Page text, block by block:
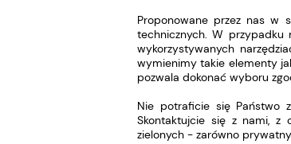
Proponowane przez nas w
technicznych. W
wykorzystywanych
wymienimy takie elementy
pozwala dokonać wyboru
Nie potraficie się Państwo
Skontaktujcie się z nami, z
zielonych - zarówno